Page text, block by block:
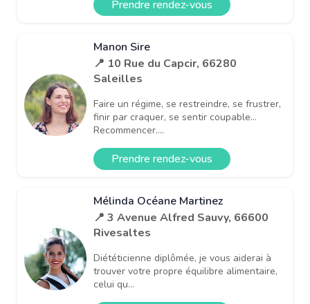
Prendre rendez-vous
Manon Sire
📍 10 Rue du Capcir, 66280
Saleilles
Faire un régime, se restreindre, se frustrer,
finir par craquer, se sentir coupable…
Recommencer....
Prendre rendez-vous
Mélinda Océane Martinez
📍 3 Avenue Alfred Sauvy, 66600
Rivesaltes
Diététicienne diplômée, je vous aiderai à
trouver votre propre équilibre alimentaire,
celui qu...